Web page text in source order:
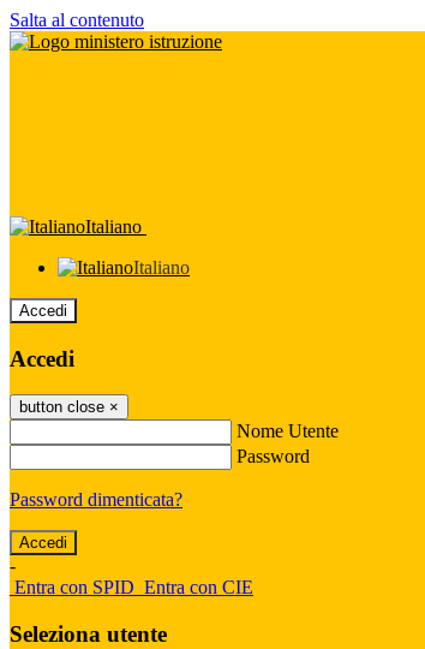
Salta al contenuto
Italiano
Italiano
Accedi
Accedi
button close ×
Nome Utente
Password
Password dimenticata?
-
Entra con SPID Entra con CIE
Seleziona utente